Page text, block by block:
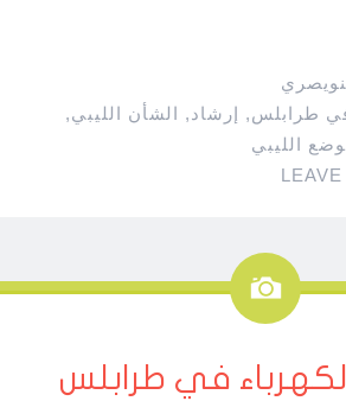
في طرابلس, إرشاد , الشأن الليبي,
الليبي
صورة
في طرابلس